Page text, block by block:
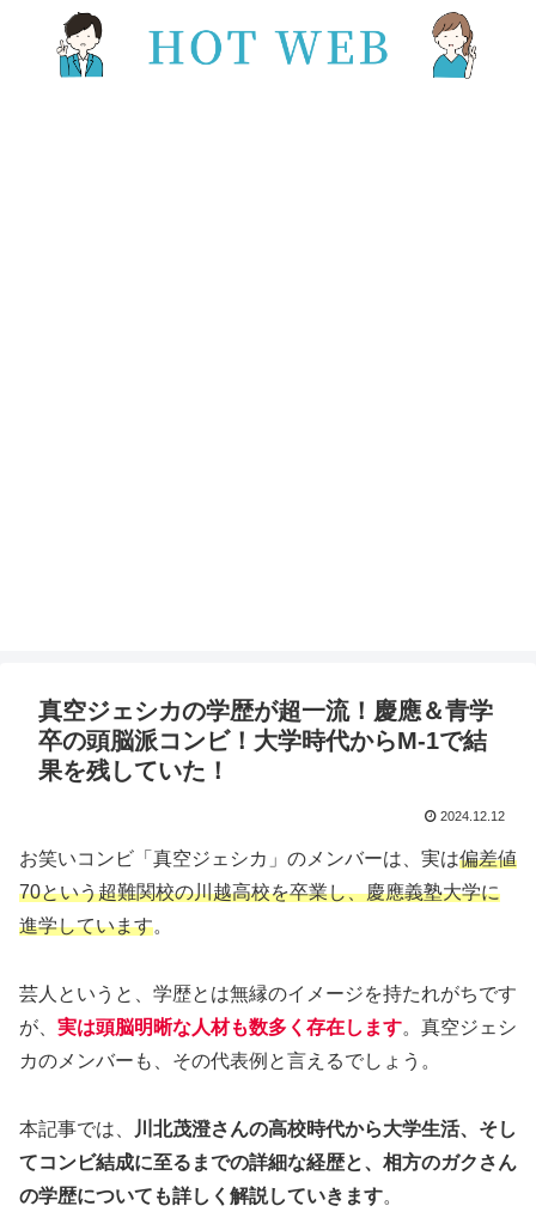
真空ジェシカの学歴が超一流！慶應＆青学
卒の頭脳派コンビ！大学時代からM-1で結
果を残していた！
2024.12.12
お笑いコンビ「真空ジェシカ」のメンバーは、実は偏差値
70という超難関校の川越高校を卒業し、慶應義塾大学に
進学しています。
芸人というと、学歴とは無縁のイメージを持たれがちです
が、 実は頭脳明晰な人材も数多く存在します。真空ジェシ
カのメンバーも、その代表例と言えるでしょう。
本記事では、
川北茂澄さんの高校時代から大学生活、そし
てコンビ結成に至るまでの詳細な経歴と、相方のガクさん
の学歴についても詳しく解説していきます。